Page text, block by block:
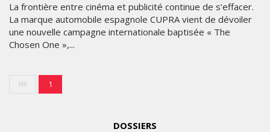
La frontière entre cinéma et publicité continue de s’effacer.
La marque automobile espagnole CUPRA vient de dévoiler
une nouvelle campagne internationale baptisée « The
Chosen One »,...
1
DOSSIERS